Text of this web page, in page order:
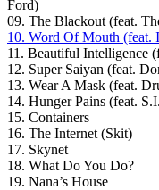
Ford)
09. The Blackout (feat.
10. Word Of Mouth (feat.
11. Beautiful Intelligence
12. Super Saiyan (feat.
13. Wear A Mask (feat.
14. Hunger Pains (feat.
15. Containers
16. The Internet (Skit)
17. Skynet
18. What Do You Do?
19. Nana’s House